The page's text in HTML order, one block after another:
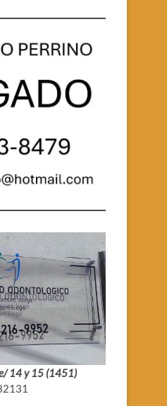
14 y 15 (1451)